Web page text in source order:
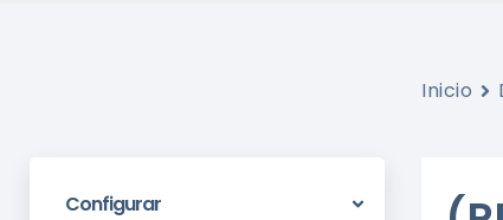
Configurar
Inicio